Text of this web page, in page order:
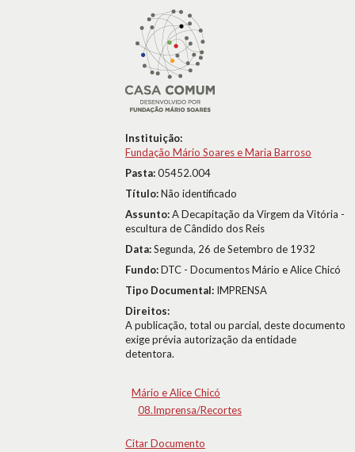
Instituição:
Fundação Mário Soares e Maria Barroso
Pasta:05452.004
Título:Não identificado
Assunto:A Decapitação da Virgem da Vitória -
escultura de Cândido dos Reis
Data:Segunda, 26 de Setembro de 1932
Fundo:DTC - Documentos Mário e Alice Chicó
Tipo Documental: IMPRENSA
Direitos:
A publicação, total ou parcial, deste documento
exige prévia autorização da entidade
detentora.
Mário e Alice Chicó
08.Imprensa/Recortes
Citar Documento